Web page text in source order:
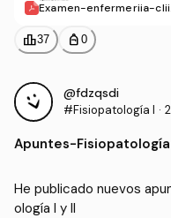
Examen-enfermeriia-
leaderboard37 personal_bag 0
@fdzqsdi
#Fisiopatología I ·
Apuntes-Fisiopatología
He publicado nuevos
ología I y II